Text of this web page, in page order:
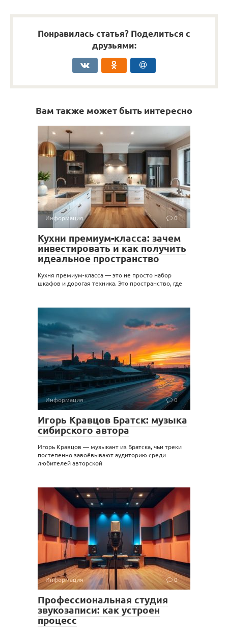
Понравилась статья? Поделиться с
друзьями:
Вам также может быть интересно
Информация 0
Кухни премиум-класса: зачем
инвестировать и как получить
идеальное пространство
Кухня премиум-класса — это не просто набор
шкафов и дорогая техника. Это пространство, где
Информация 0
Игорь Кравцов Братск: музыка
сибирского автора
Игорь Кравцов — музыкант из Братска, чьи треки
постепенно завоёвывают аудиторию среди
любителей авторской
Информация 0
Профессиональная студия
звукозаписи: как устроен
процесс